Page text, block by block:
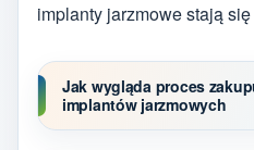
implanty jarzmowe stają
Jak wygląda proces
implantów jarzmowych